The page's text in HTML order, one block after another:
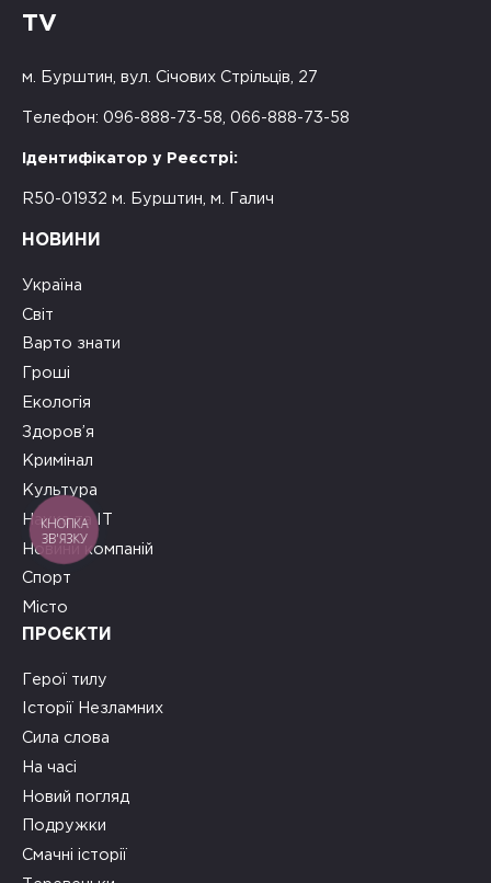
TV
м. Бурштин, вул. Січових Стрільців, 27
Телефон: 096-888-73-58, 066-888-73-58
Ідентифікатор у Реєстрі:
R50-01932 м. Бурштин, м. Галич
НОВИНИ
Україна
Світ
Варто знати
Гроші
Екологія
Здоров’я
Кримінал
Культура
Наука та ІТ
Новини компаній
Спорт
Місто
ПРОЄКТИ
Герої тилу
Історії Незламних
Сила слова
На часі
Новий погляд
Подружки
Смачні історії
КНОПКА
ЗВ'ЯЗКУ